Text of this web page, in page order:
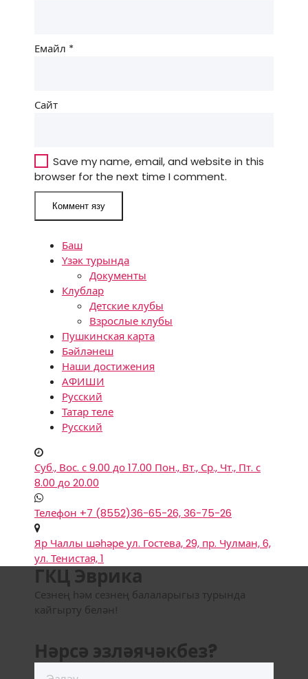
Емайл *
Сайт
Save my name, email, and website in this
browser for the next time I comment.
Баш
Үзәк турында
Документы
Клублар
Детские клубы
Взрослые клубы
Пушкинская карта
Бәйләнеш
Наши достижения
АФИШИ
Русский
Татар теле
Русский
Суб., Вос. с 9.00 до 17.00 Пон., Вт., Ср., Чт., Пт. с
8.00 до 20.00
Телефон +7 (8552)36-65-26, 36-75-26
Яр Чаллы шәһәреул. Гостева, 29, пр. Чулман, 6,
ул. Тенистая, 1
ГКЦ Эврика
Сезнең һәм сезнең балаларыгыз турында
кайгырту белән!
Нәрсә эзләячәкбез?